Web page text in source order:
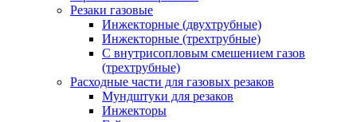
Резаки газовые
Инжекторные (двухтрубные)
Инжекторные (трехтрубные)
С внутрисопловым смешением газов
(трехтрубные)
Расходные части для газовых резаков
Мундштуки для резаков
Инжекторы